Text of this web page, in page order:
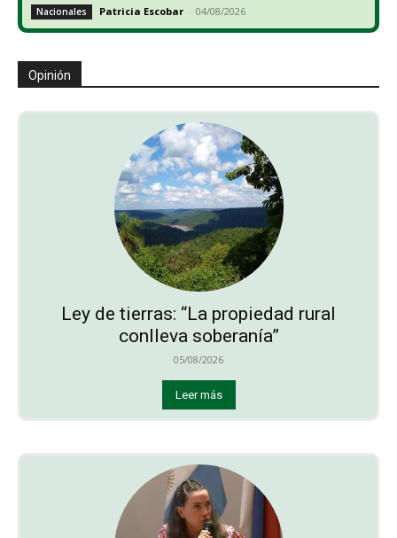
Nacionales Patricia Escobar - 04/08/2026
Opinión
Ley de tierras: “La propiedad rural
conlleva soberanía”
05/08/2026
Leer más